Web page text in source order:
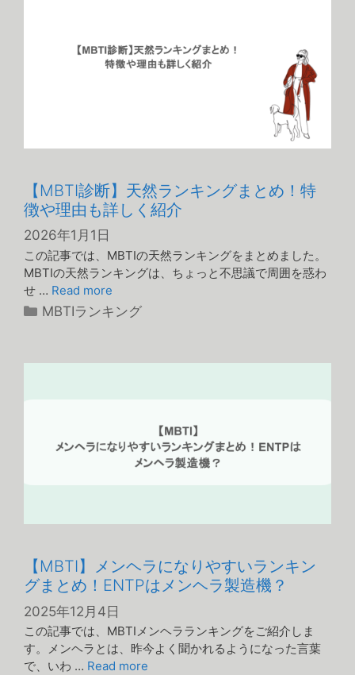
【MBTI診断】天然ランキングまとめ！特
徴や理由も詳しく紹介
2026年1月1日
この記事では、MBTIの天然ランキングをまとめました。
MBTIの天然ランキングは、ちょっと不思議で周囲を惑わ
せ … Read more
カ
リ
MBTIランキング
【MBTI】メンヘラになりやすいランキン
グまとめ！ENTPはメンヘラ製造機？
2025年12月4日
この記事では、MBTIメンヘラランキングをご紹介しま
す。メンヘラとは、昨今よく聞かれるようになった言葉
で、いわ … Read more